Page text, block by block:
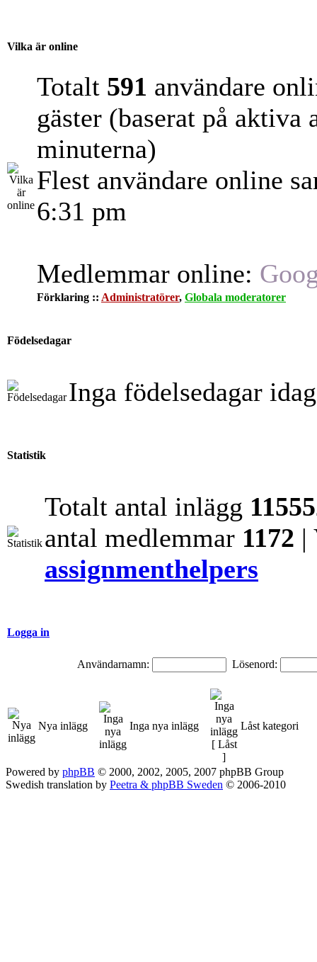
Vilka är online
Totalt 591 användare
gäster (baserat på aktiva
minuterna)
Flest användare online
6:31 pm
Medlemmar online:
Förklaring :: Administratörer, Globala moderatorer
Födelsedagar
Inga födelsedagar
Statistik
Totalt antal inlägg
antal medlemmar 1172 |
assignmenthelpers
Logga in
Användarnamn: Lösenord:
Nya inlägg Inga nya inlägg Låst kategori
Powered by phpBB © 2000, 2002, 2005, 2007 phpBB Group
Swedish translation by Peetra & phpBB Sweden © 2006-2010